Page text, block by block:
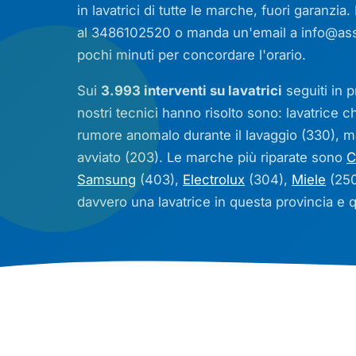
in lavatrici di tutte le marche, fuori
al 3486102520 o manda un'email a
pochi minuti per concordare l'orario.
Sui 3.993 interventi su lavatrici seguiti in
nostri tecnici hanno risolto sono: lavatrice
rumore anomalo durante il lavaggio (330),
avviato (203). Le marche più riparate sono
Samsung (403), Electrolux (304), Miele
davvero una lavatrice in questa provincia e